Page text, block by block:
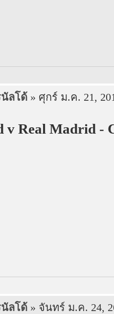
ลโด้ » ศุกร์ ม.ค. 21,
Real Madrid -
ลโด้ » จันทร์ ม.ค. 24,